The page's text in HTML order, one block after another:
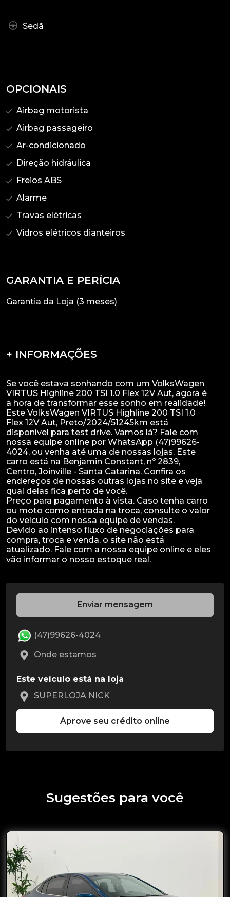
Sedã
OPCIONAIS
Airbag motorista
Airbag passageiro
Ar-condicionado
Direção hidráulica
Freios ABS
Alarme
Travas elétricas
Vidros elétricos dianteiros
GARANTIA E PERÍCIA
Garantia da Loja (3 meses)
+ INFORMAÇÕES
Se você estava sonhando com um VolksWagen
VIRTUS Highline 200 TSI 1.0 Flex 12V Aut, agora é
a hora de transformar esse sonho em realidade!
Este VolksWagen VIRTUS Highline 200 TSI 1.0
Flex 12V Aut, Preto/2024/51245km está
disponível para test drive. Vamos lá? Fale com
nossa equipe online por WhatsApp (47)99626-
4024, ou venha até uma de nossas lojas. Este
carro está na Benjamin Constant, nº 2839,
Centro, Joinville - Santa Catarina. Confira os
endereços de nossas outras lojas no site e veja
qual delas fica perto de você.
Preço para pagamento à vista. Caso tenha carro
ou moto como entrada na troca, consulte o valor
do veículo com nossa equipe de vendas.
Devido ao intenso fluxo de negociações para
compra, troca e venda, o site não está
atualizado. Fale com a nossa equipe online e eles
Enviar mensagem
(47)99626-4024
Onde estamos
Este veículo está na loja
SUPERLOJA NICK
Aprove seu crédito online
Sugestões para você